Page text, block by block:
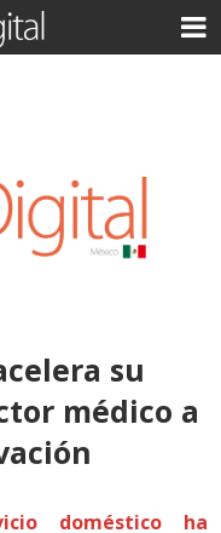
su
médico a
doméstico ha